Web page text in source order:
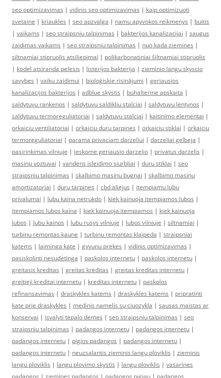
seo optimizavimas | vidinis seo optimizavimas | kaip optimizuoti
svetaine | kriaukles | seo apzvalga | namu apyvokos reikmenys | buitis
| vaikams | seo straipsniu talpinimas | bakterijos kanalizacijai | saugus
zaidimas vaikams | seo straipsniu talpinimas | nuo kada ziemines |
siltnamiai stipruolis atsiliepimai | polikarbonatiniai šiltnamiai stipruolis
| kodel atsiranda pelesis | listerijos bakterija | zieminio langu skyscio
savybes | vaiku zaidimui | bioloģiskie risinājumi | geriausios
kanalizacijos bakterijos | adblue skystis | buhalterine apskaita |
saldytuvu rankenos | saldytuvu saldikliu stalciai | saldytuvu lentynos |
saldytuvu termoreguliatoriai | saldytuvu stalciai | kaitinimo elementai |
orkaiciu ventiliatoriai | orkaiciu duru tarpines | orkaiciu stiklai | orkaiciu
termoreguliatoriai | parama privaciam darzeliui | darzeliai gelbeja |
pasirinkimas vilniuje | ieskome geriausio darzelio | privatus darzelis |
masinu voztuvai | vandens isleidimo siurbliai | duru stiklai | seo
straipsniu talpinimas | skalbimo masinu bugnai | skalbimo masinu
amortizatoriai | duru tarpines | cbd aliejus | itempiamu lubu
privalumai | lubu kaina netrukdo | kiek kainuoja itempiamos lubos |
itempiamos lubos kaina | kiek kainuoja itempiamos | kiek kainuoja
lubos | lubu kainos | lubu rusys vilniuje | lubos vilniuje | siltnamiai |
turbinu remontas kaune | turbinu remontas klaipeda | straipsniai
katems | laiminga kate | gyvunu prekes | vidinis optimizavimas |
pasiskolinti nesudėtinga | paskolos internetu | paskolos internetu |
greitasis kreditas | greitas kreditas | greitas kreditas internetu |
greitieji kreditai internetu | kreditas internetu | paskolos
refinansavimas | draskykles katems | draskykles katems | pripratinti
kate prie draskykles | medinis namelis su ciuozykla | sausas maistas ar
konservai | isvalyti tepalo demes | seo straipsniu talpinimas | seo
straipsniu talpinimas | padangos internetu | padangos internetu |
padangos internetu | pigios padangos | padangos internetu |
padangos internetu | neuzsalantis zieminis langu ploviklis | zieminis
langu ploviklis | langu plovimo skystis | langu ploviklis | vasarines
padangos | ziemines padangos | padangos pigiau | padangos